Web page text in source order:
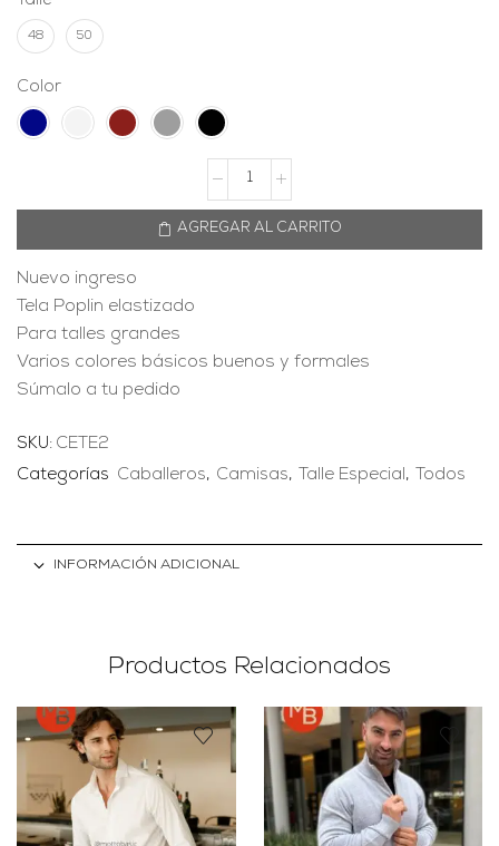
48 50
Color
AGREGAR AL CARRITO
Nuevo ingreso
Tela Poplin elastizado
Para talles grandes
Varios colores básicos buenos y formales
Súmalo a tu pedido
SKU: CETE2
Categorías Caballeros, Camisas, Talle Especial, Todos
INFORMACIÓN ADICIONAL
Productos Relacionados